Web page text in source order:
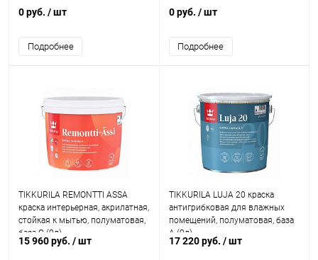
0 руб. / шт
Подробнее
0 руб. / шт
Подробнее
TIKKURILA REMONTTI ASSA
краска интерьерная, акрилатная,
стойкая к мытью, полуматовая,
база C (9л)
15 960 руб. / шт
TIKKURILA LUJA 20 краска
антигрибковая для влажных
помещений, полуматовая, база
A (9л)
17 220 руб. / шт